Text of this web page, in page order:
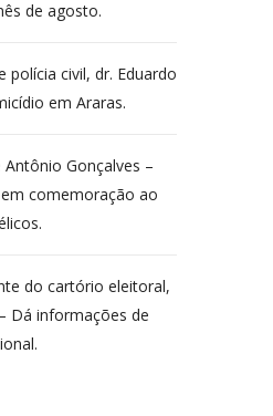
de agosto.
polícia civil, dr. Eduardo
em Araras.
Antônio Gonçalves –
comemoração ao
do cartório eleitoral,
Dá informações de